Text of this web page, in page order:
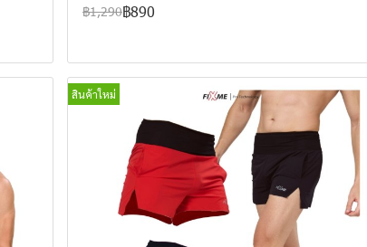
฿1,290฿890
สินค้าใหม่